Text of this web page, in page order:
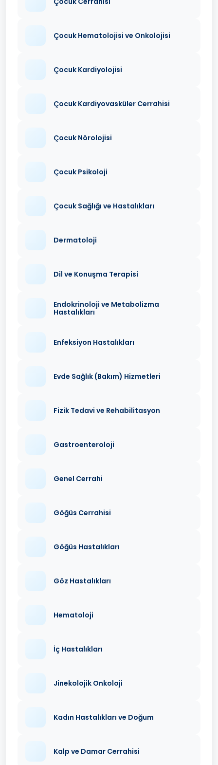
Çocuk Hematolojisi ve Onkolojisi
Çocuk Kardiyolojisi
Çocuk Kardiyovasküler Cerrahisi
Çocuk Nörolojisi
Çocuk Psikoloji
Çocuk Sağlığı ve Hastalıkları
Dermatoloji
Dil ve Konuşma Terapisi
Endokrinoloji ve Metabolizma
Hastalıkları
Enfeksiyon Hastalıkları
Evde Sağlık (Bakım) Hizmetleri
Fizik Tedavi ve Rehabilitasyon
Gastroenteroloji
Genel Cerrahi
Göğüs Cerrahisi
Göğüs Hastalıkları
Göz Hastalıkları
Hematoloji
İç Hastalıkları
Jinekolojik Onkoloji
Kadın Hastalıkları ve Doğum
Kalp ve Damar Cerrahisi